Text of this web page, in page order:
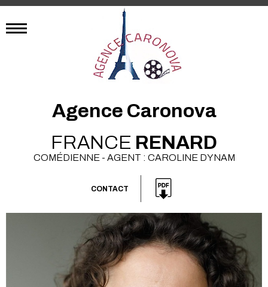
Agence Caronova
FRANCE RENARD
COMÉDIENNE - AGENT : CAROLINE DYNAM
CONTACT